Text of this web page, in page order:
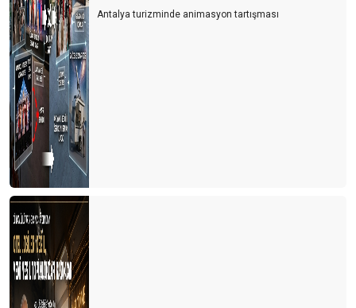
KENDİ VATANDAŞINI ÇOK ‘’SEV’’ER
VİZE – VİZE, SAKIN GELME BİZE
ALL INCLUSIVE İLE AYAKTA KALABiLEN TESİSLERİN TANRI
YARDIMCISI OLSUN
Deprem... Geçmiş olsun
Şirdenden sallarken Kirkbayir, börkenek ve işkembe’nin durumu
Seyahat ve turizm için ''Turistmetre''
NEYE GÖRE ve KİME GÖRE ?..
TURİZME YATIRIMDAN KORKMAYIN
TURİZMİ YAZABİLSEK...
Antalya turizminde animasyon tartışması